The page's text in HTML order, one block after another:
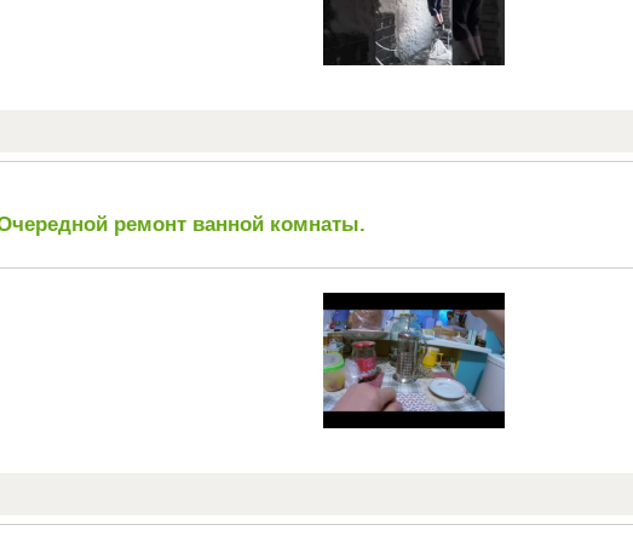
ремонт ванной комнаты.